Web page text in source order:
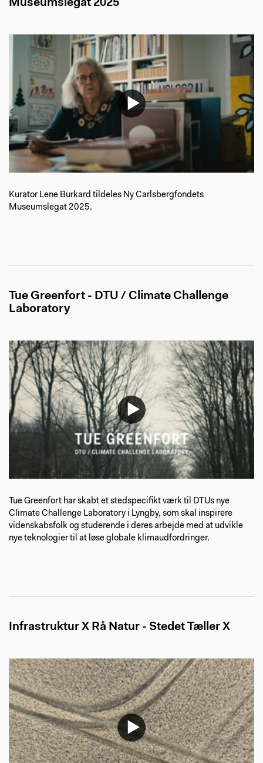
Museumslegat 2025
Kurator Lene Burkard tildeles Ny Carlsbergfondets
Museumslegat 2025.
Tue Greenfort - DTU / Climate Challenge
Laboratory
Tue Greenfort har skabt et stedspecifikt værk til DTUs nye
Climate Challenge Laboratory i Lyngby, som skal inspirere
videnskabsfolk og studerende i deres arbejde med at udvikle
nye teknologier til at løse globale klimaudfordringer.
Infrastruktur X Rå Natur - Stedet Tæller X